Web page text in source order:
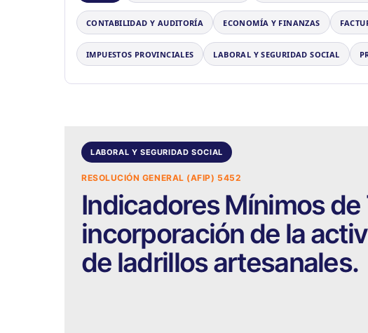
CONTABILIDAD Y AUDITORÍA ECONOMÍA Y FINANZAS
IMPUESTOS PROVINCIALES LABORAL Y SEGURIDAD SOCIAL
LABORAL Y SEGURIDAD SOCIAL
RESOLUCIÓN GENERAL (AFIP) 5452
Indicadores Mínimos
incorporación de la
de ladrillos artesanales.